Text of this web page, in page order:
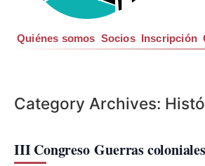
Quiénes somos Socios Inscripción
Category Archives:
III Congreso Guerras